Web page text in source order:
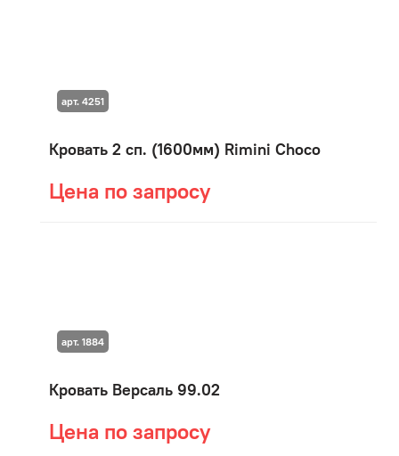
Кровать 2 сп. (1600мм) Rimini Choco
Цена по запросу
арт. 4251
Кровать Версаль 99.02
Цена по запросу
арт. 1884